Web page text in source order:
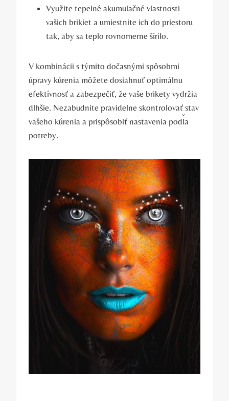
Využite⁢ tepelné akumulačné vlastnosti
vašich brikiet a⁢ umiestnite⁤ ich do priestoru
tak, aby sa teplo rovnomerne šírilo.
V kombinácii s⁤ týmito dočasnými spôsobmi
úpravy kúrenia môžete ⁢dosiahnuť optimálnu
efektívnosť a ⁤zabezpečiť, že vaše brikety vydržia
dlhšie. Nezabudnite pravidelne skontrolovať stav
vašeho kúrenia a prispôsobiť nastavenia podľa
potreby.